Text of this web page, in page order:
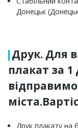
Донецьк
Друк. Для
плакат за
Друк плакату на